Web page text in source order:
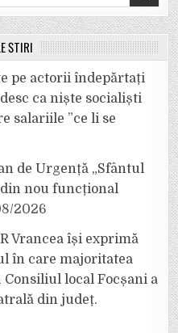
ȘTIRI
pe actorii îndepărtați
ca niște socialiști
salariile ”ce li se
de Urgență „Sfântul
din nou funcțional
2026
Vrancea își exprimă
în care majoritatea
Consiliul local Focșani a
din județ.